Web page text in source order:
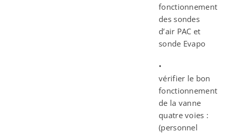
fonctionnement
des sondes
d’air PAC et
sonde Evapo
•
vérifier le bon
fonctionnement
de la vanne
quatre voies :
(personnel